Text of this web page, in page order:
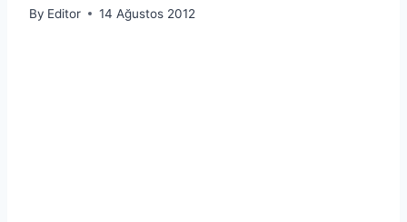
By Editor 14 Ağustos 2012